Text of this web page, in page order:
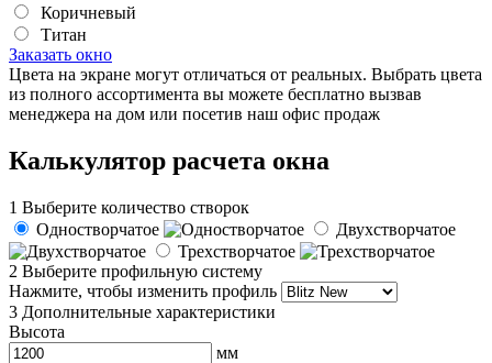
Коричневый
Титан
Заказать окно
Цвета на экране могут отличаться от реальных. Выбрать цвета
из полного ассортимента вы можете бесплатно вызвав
менеджера на дом или посетив наш офис продаж
Калькулятор расчета окна
1 Выберите количество створок
Одностворчатое
Двухстворчатое
Трехстворчатое
2 Выберите профильную систему
Нажмите, чтобы изменить профиль
3 Дополнительные характеристики
Высота
мм